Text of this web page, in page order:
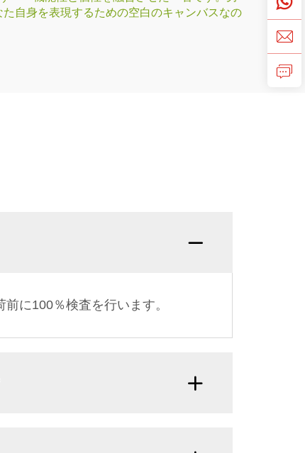
自身を表現するための空白のキャンバスなの
に100％検査を行います。